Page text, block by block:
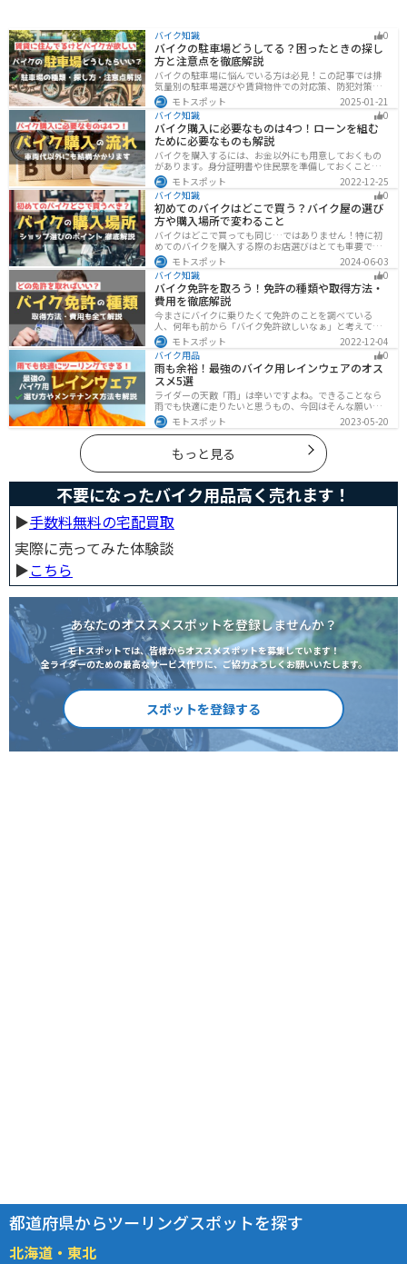
バイク知識 0
バイクの駐車場どうしてる？困ったときの探し
方と注意点を徹底解説
バイクの駐車場に悩んでいる方は必見！この記事では排
気量別の駐車場選びや賃貸物件での対応策、防犯対策を
解説します。実は駐車場の種類やマナーを押さえるだけ
で快適なバイクライフが実現可能です。記事を読み駐車
場探しのコツをぜひチェックしてください。
モトスポット
2025-01-21
バイク知識
0
バイク購入に必要なものは4つ！ローンを組む
ために必要なものも解説
バイクを購入するには、お金以外にも用意しておくもの
があります。身分証明書や住民票を準備しておくことで
購入ギリギリになって慌てずに済むので、しっかりと準
備しておきましょう。
モトスポット
2022-12-25
バイク知識
0
初めてのバイクはどこで買う？バイク屋の選び
方や購入場所で変わること
バイクはどこで買っても同じ…ではありません！特に初
めてのバイクを購入する際のお店選びはとても重要で
す。どんなお店で購入するのがベストなのか？失敗しな
いお店選びのポイントをまとめます。
モトスポット
2024-06-03
バイク知識
0
バイク免許を取ろう！免許の種類や取得方法・
費用を徹底解説
今まさにバイクに乗りたくて免許のことを調べている
人、何年も前から「バイク免許欲しいなぁ」と考えてい
るうちに時間ばかりが経っている人。そんな人々に役立
つ情報を分かりやすくまとめました。バイク免許の種類
や、免許を取るための方法や必要な費用・日数などにつ
いて解説します。
モトスポット
2022-12-04
バイク用品
0
雨も余裕！最強のバイク用レインウェアのオス
スメ5選
ライダーの天敵「雨」は辛いですよね。できることなら
雨でも快適に走りたいと思うもの、今回はそんな願いを
叶える最強のバイク用レインウェアを紹介します。レイ
ンウェアの選び方や撥水力が落ちてきた時のメンテナン
ス方法もまとめたので、参考にしてください。
モトスポット 2023-05-20
もっと見る
不要になったバイク用品高く売れます！
▶︎手数料無料の宅配買取
実際に売ってみた体験談
▶︎こちら
あなたのオススメスポットを登録しませんか？
モトスポットでは、皆様からオススメスポットを募集しています！
全ライダーのための最高なサービス作りに、ご協力よろしくお願いいたします。
スポットを登録する
都道府県からツーリングスポットを探す
北海道・東北